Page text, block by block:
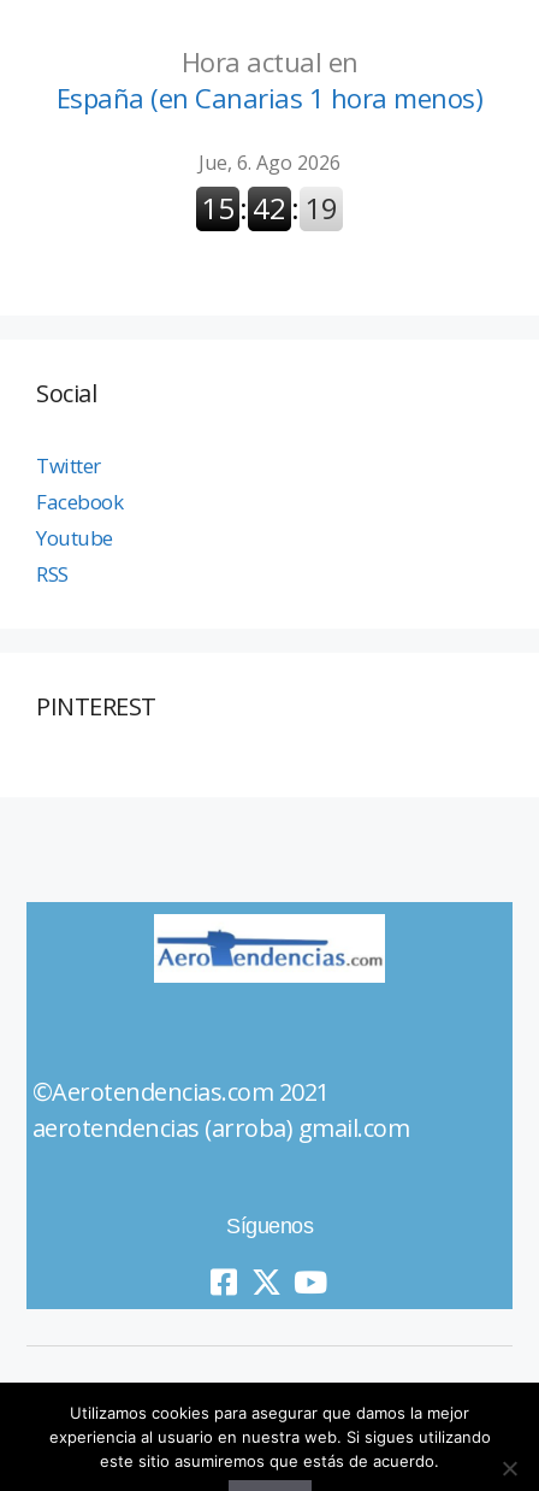
Hora actual en
España (en Canarias 1 hora menos)
Social
Twitter
Facebook
Youtube
RSS
PINTEREST
©Aerotendencias.com 2021
aerotendencias (arroba) gmail.com
Síguenos
© 2019 All Rights Reserved
Utilizamos cookies para asegurar que damos la mejor
experiencia al usuario en nuestra web. Si sigues utilizando
este sitio asumiremos que estás de acuerdo.